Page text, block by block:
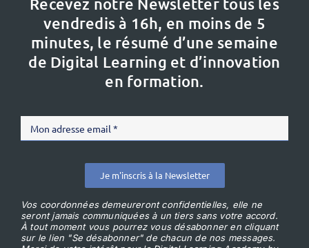
Recevez notre Newsletter tous les
vendredis à 16h, en moins de 5
minutes, le résumé d’une semaine
de Digital Learning et d’innovation
en formation.
Je m'inscris à la Newsletter
Vos coordonnées demeureront confidentielles, elle ne
seront jamais communiquées à un tiers sans votre accord.
À tout moment vous pourrez vous désabonner en cliquant
sur le lien "Se désabonner" de chacun de nos messages.